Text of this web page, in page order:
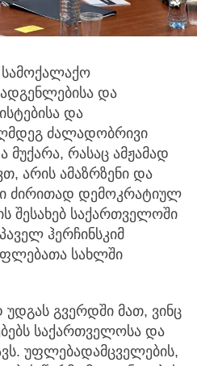
და
და
ძალადობრივი
მუქარა, რასაც ამჟამად
არის ამაზრზენი და
ძირითად დემოკრატიულ
შესახებ საქართველოში
ჰერჩინსკიმ
სახლში
უდგას გვერდში მათ, ვინც
საქართველოსა და
უფლებადამცველების,